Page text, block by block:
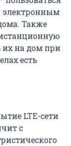
электронным
Также
их на дом при
есть
LTE-сети
с